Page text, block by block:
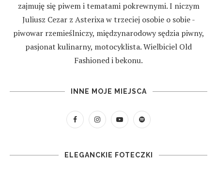
zajmuję się piwem i tematami pokrewnymi. I niczym
Juliusz Cezar z Asterixa w trzeciej osobie o sobie -
piwowar rzemieślniczy, międzynarodowy sędzia piwny,
pasjonat kulinarny, motocyklista. Wielbiciel Old
Fashioned i bekonu.
INNE MOJE MIEJSCA
ELEGANCKIE FOTECZKI